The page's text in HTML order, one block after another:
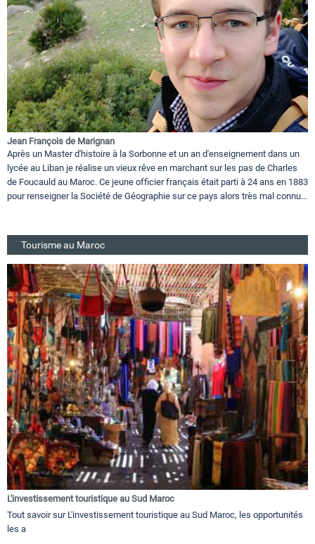
Jean François de Marignan
Après un Master d'histoire à la Sorbonne et un an d'enseignement dans un
lycée au Liban je réalise un vieux rêve en marchant sur les pas de Charles
de Foucauld au Maroc. Ce jeune officier français était parti à 24 ans en 1883
pour renseigner la Société de Géographie sur ce pays alors très mal connu...
Tourisme au Maroc
L'investissement touristique au Sud Maroc
Tout savoir sur L'investissement touristique au Sud Maroc, les opportunités
les a